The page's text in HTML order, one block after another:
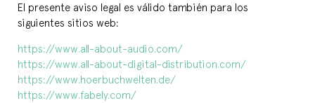
El presente aviso legal es válido también para los
siguientes sitios web:
https://www.all-about-audio.com/
https://www.all-about-digital-distribution.com/
https://www.hoerbuchwelten.de/
https://www.fabely.com/